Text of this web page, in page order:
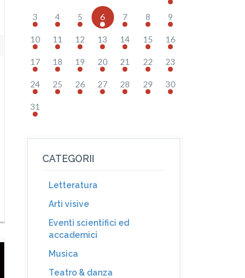
3 4 5 6 7 8 9
10 11 12 13 14 15 16
17 18 19 20 21 22 23
24 25 26 27 28 29 30
31
CATEGORII
Letteratura
Arti visive
Eventi scientifici ed
accademici
Musica
Teatro & danza